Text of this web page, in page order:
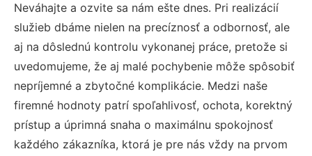
Neváhajte a ozvite sa nám ešte dnes. Pri realizácií
služieb dbáme nielen na precíznosť a odbornosť, ale
aj na dôslednú kontrolu vykonanej práce, pretože si
uvedomujeme, že aj malé pochybenie môže spôsobiť
nepríjemné a zbytočné komplikácie. Medzi naše
firemné hodnoty patrí spoľahlivosť, ochota, korektný
prístup a úprimná snaha o maximálnu spokojnosť
každého zákazníka, ktorá je pre nás vždy na prvom